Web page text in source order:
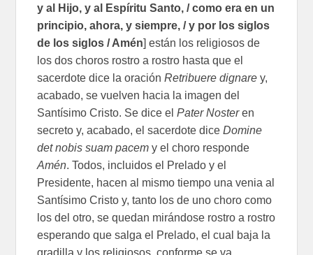
y al Hijo, y al Espíritu Santo, / como era en un
principio, ahora, y siempre, / y por los siglos
de los siglos / Amén] están los religiosos de
los dos choros rostro a rostro hasta que el
sacerdote dice la oraciónRetribuere dignare y,
acabado, se vuelven hacia la imagen del
Santísimo Cristo. Se dice elPater Nosteren
secreto y, acabado, el sacerdote diceDomine
det nobis suam pacem y el choro responde
Amén. Todos, incluidos el Prelado y el
Presidente, hacen al mismo tiempo una venia al
Santísimo Cristo y, tanto los de uno choro como
los del otro, se quedan mirándose rostro a rostro
esperando que salga el Prelado, el cual baja la
gradilla y los religiosos, conforme se va